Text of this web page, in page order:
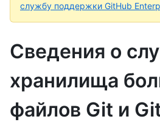
службу поддержки GitHub
Сведения о
хранилища
файлов Git и